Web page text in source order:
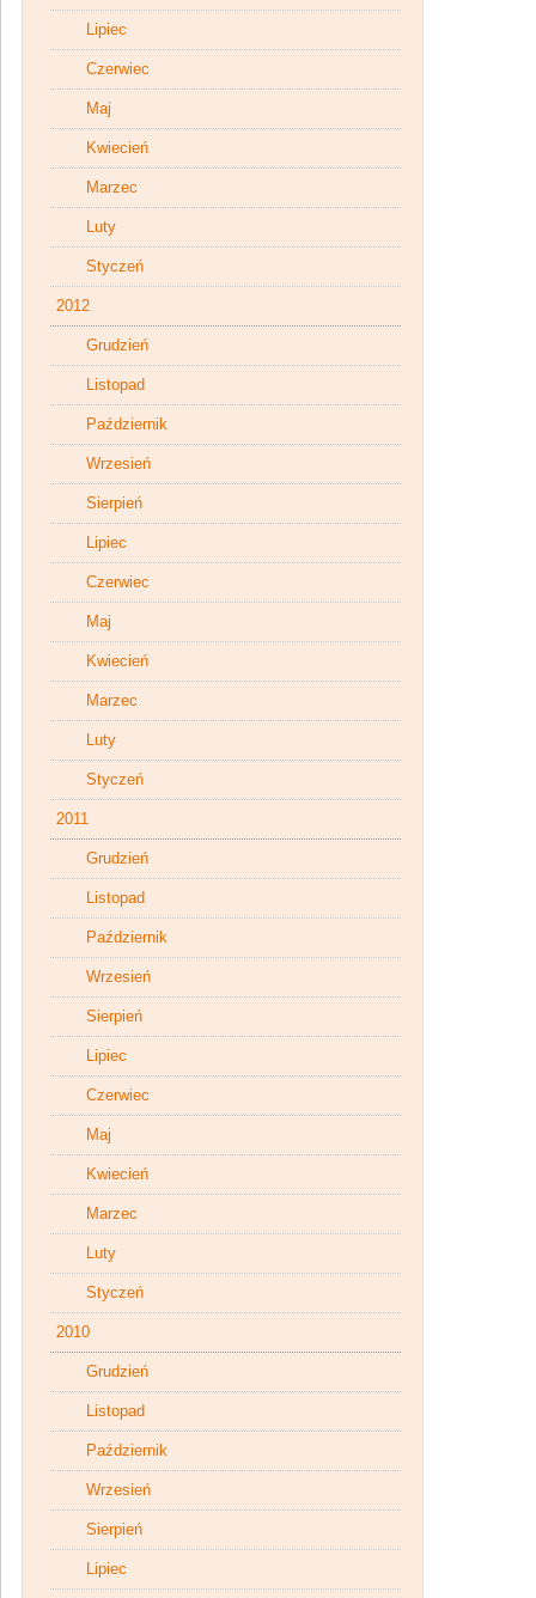
Lipiec
Czerwiec
Maj
Kwiecień
Marzec
Luty
Styczeń
2012
Grudzień
Listopad
Październik
Wrzesień
Sierpień
Lipiec
Czerwiec
Maj
Kwiecień
Marzec
Luty
Styczeń
2011
Grudzień
Listopad
Październik
Wrzesień
Sierpień
Lipiec
Czerwiec
Maj
Kwiecień
Marzec
Luty
Styczeń
2010
Grudzień
Listopad
Październik
Wrzesień
Sierpień
Lipiec